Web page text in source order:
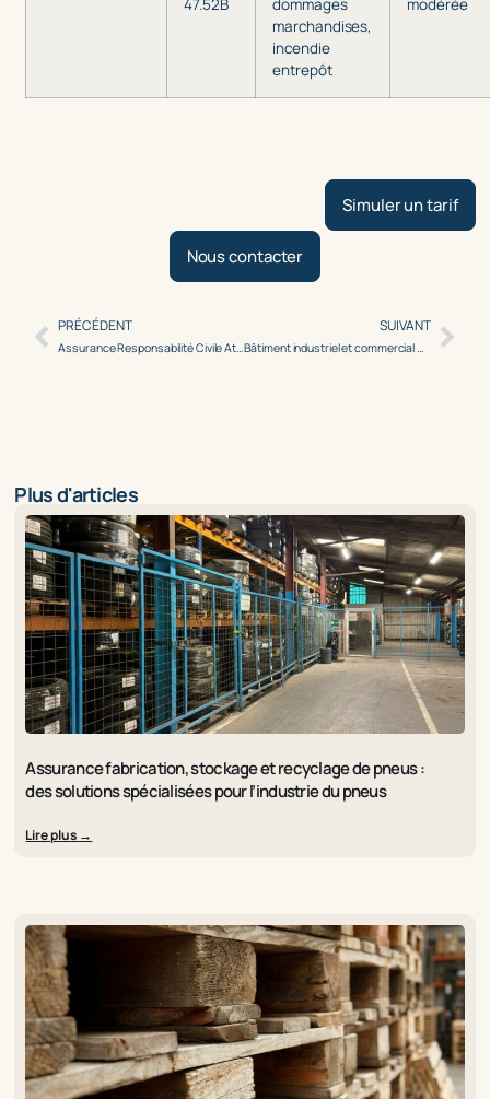
marchandises,
incendie
entrepôt
Simuler un tarif
Nous contacter
PRÉCÉDENT
Assurance Responsabilité Civile Atteinte à l’Environnement (RCAE) : Guide complet
SUIVANT
Plus d'articles
Assurance fabrication, stockage et recyclage de pneus :
des solutions spécialisées pour l’industrie du pneus
Lire plus →